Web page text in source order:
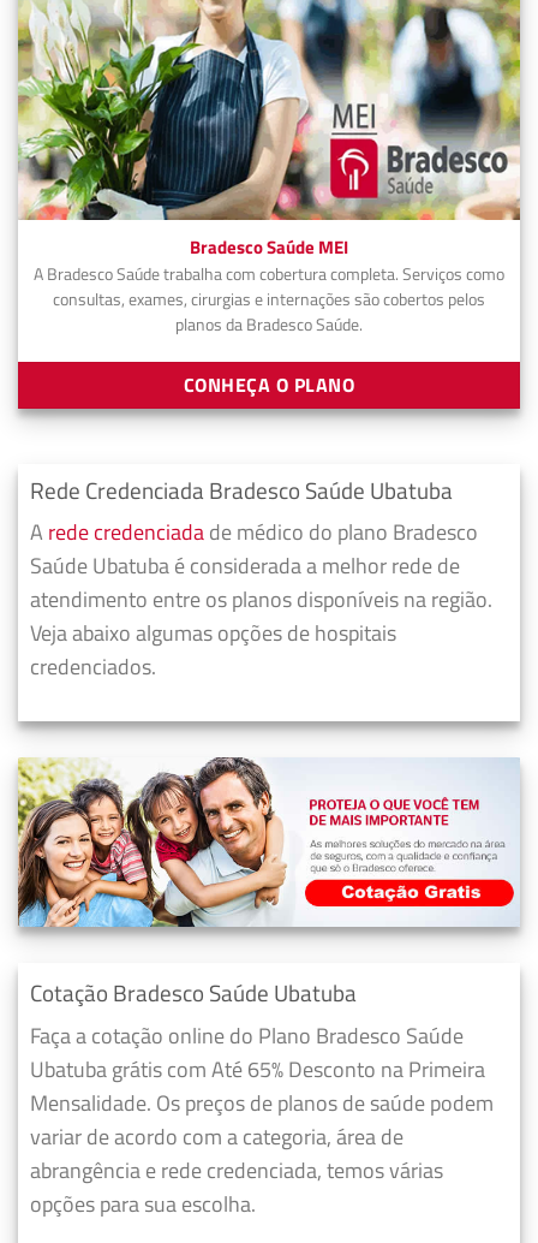
Bradesco Saúde MEI
A Bradesco Saúde trabalha com cobertura completa. Serviços como
consultas, exames, cirurgias e internações são cobertos pelos
planos da Bradesco Saúde.
CONHEÇA O PLANO
Rede Credenciada Bradesco Saúde Ubatuba
A rede credenciadade médico do plano Bradesco
Saúde Ubatuba é considerada a melhor rede de
atendimento entre os planos disponíveis na região.
Veja abaixo algumas opções de hospitais
credenciados.
Cotação Bradesco Saúde Ubatuba
Faça a cotação online do Plano Bradesco Saúde
Ubatuba grátis com Até 65% Desconto na Primeira
Mensalidade. Os preços de planos de saúde podem
variar de acordo com a categoria, área de
abrangência e rede credenciada, temos várias
opções para sua escolha.